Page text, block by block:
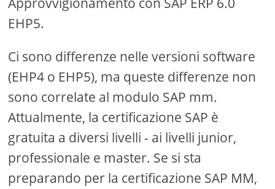
EHP5.
Ci sono differenze nelle versioni software
(EHP4 o EHP5), ma queste differenze non
sono correlate al modulo SAP mm.
Attualmente, la certificazione SAP è
gratuita a diversi livelli - ai livelli junior,
professionale e master. Se si sta
preparando per la certificazione SAP MM,